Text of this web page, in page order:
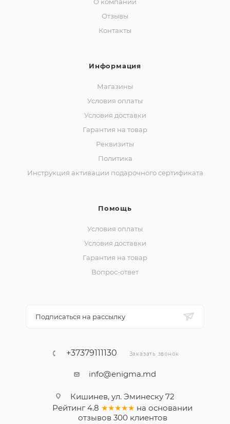
Отзывы
Контакты
Информация
Магазины
Условия оплаты
Условия доставки
Гарантия на товар
Реквизиты
Политика
Инструкция активации подарочного сертификата
Помощь
Условия оплаты
Условия доставки
Гарантия на товар
Вопрос-ответ
Подписаться на рассылку
+37379111130 Заказать звонок
info@enigma.md
Кишинев, ул. Эминеску 72
Рейтинг 4.8 ★★★★★ на основании
отзывов 300клиентов